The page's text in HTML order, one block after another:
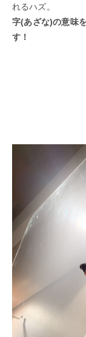
れるハズ。
字(あざな)の意味
す！